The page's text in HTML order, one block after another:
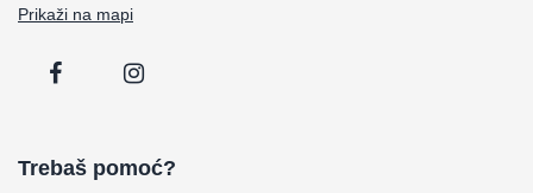
Prikaži na mapi
Trebaš pomoć?